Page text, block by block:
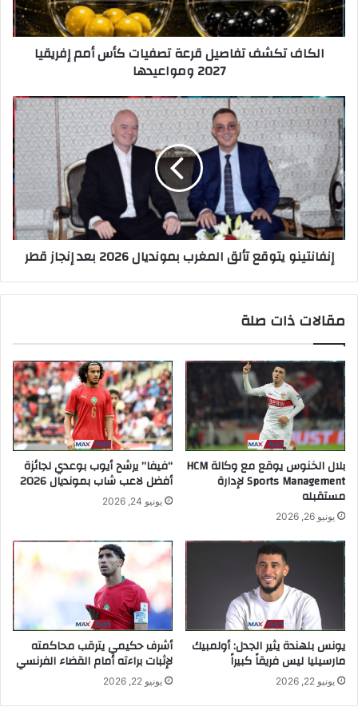
الكاف تكشف تفاصيل قرعة تصفيات كأس أمم إفريقيا
2027 ومواعيدها
إنفانتينو يتوقع تألق المغرب بمونديال 2026 بعد إنجاز قطر
مقالات ذات صلة
بلال الخنوس يوقع مع وكالة HCM
Sports Management لإدارة
مستقبله
يونيو 26, 2026
“فيفا” يرشح أيوب بوعدي لجائزة
أفضل لاعب شاب بمونديال 2026
يونيو 24, 2026
يونس بلهندة يثير الجدل: أولمبيك
مارسيليا ليس فريقاً كبيراً
يونيو 22, 2026
أشرف حكيمي يترقب محاكمته
لإثبات براءته أمام القضاء الفرنسي
يونيو 22, 2026